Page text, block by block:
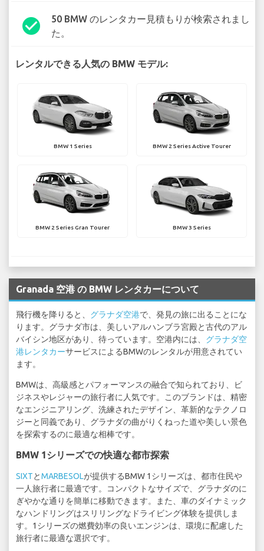
check_circle
50 BMW のレンタカー見積もりが検索されまし
た。
レンタルできる人気の BMW モデル:
BMW 1 Series BMW 2 Series Active Tourer
BMW 2 Series Gran Tourer BMW 3 Series
Granada 空港 の BMW レンタカーについて
飛行機を降りると、 グラナダ空港で、発見の旅に出ることにな
ります。グラナダ市は、美しいアルハンブラ宮殿と古代のアル
バイシン地区があり、待っています。空港内には、 グラナダ空
港レンタカーサービスによるBMWのレンタルが用意されてい
ます。
BMWは、高級感とパフォーマンスの融合で知られており、ビ
ジネスやレジャーの旅行者に人気です。このブランドは、精密
なエンジニアリング、洗練されたデザイン、革新的なテクノロ
ジーと同義であり、グラナダの曲がりくねった道や美しい景色
を探索するのに最適な相棒です。
BMW 1シリーズでの快適な都市探索
SIXTとMARBESOLが提供するBMW 1シリーズは、都市住民や
一人旅行者に最適です。コンパクトなサイズで、グラナダのに
ぎやかな通りを簡単に移動できます。また、車のダイナミック
なハンドリングはスリリングなドライビング体験を提供しま
す。1シリーズの燃費効率の良いエンジンは、環境に配慮した
旅行者に最適な選択です。